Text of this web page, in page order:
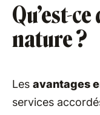
Qu’est-
nature ?
Les avantages
services